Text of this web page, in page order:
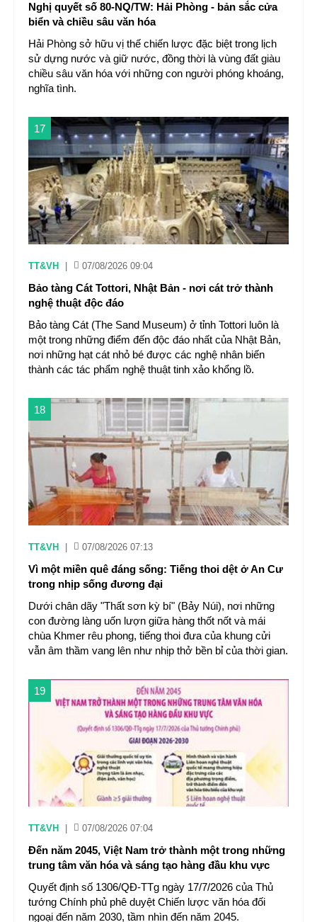
Nghị quyết số 80-NQ/TW: Hải Phòng - bản sắc cửa
biển và chiều sâu văn hóa
Hải Phòng sở hữu vị thế chiến lược đặc biệt trong lịch
sử dựng nước và giữ nước, đồng thời là vùng đất giàu
chiều sâu văn hóa với những con người phóng khoáng,
nghĩa tình.
17
TT&VH 07/08/2026 09:04
Bảo tàng Cát Tottori, Nhật Bản - nơi cát trở thành
nghệ thuật độc đáo
Bảo tàng Cát (The Sand Museum) ở tỉnh Tottori luôn là
một trong những điểm đến độc đáo nhất của Nhật Bản,
nơi những hạt cát nhỏ bé được các nghệ nhân biến
thành các tác phẩm nghệ thuật tinh xảo khổng lồ.
18
TT&VH 07/08/2026 07:13
Vì một miền quê đáng sống: Tiếng thoi dệt ở An Cư
trong nhịp sống đương đại
Dưới chân dãy "Thất sơn kỳ bí" (Bảy Núi), nơi những
con đường làng uốn lượn giữa hàng thốt nốt và mái
chùa Khmer rêu phong, tiếng thoi đưa của khung cửi
vẫn âm thầm vang lên như nhịp thở bền bỉ của thời gian.
19
TT&VH 07/08/2026 07:04
Đến năm 2045, Việt Nam trở thành một trong những
trung tâm văn hóa và sáng tạo hàng đầu khu vực
Quyết định số 1306/QĐ-TTg ngày 17/7/2026 của Thủ
tướng Chính phủ phê duyệt Chiến lược văn hóa đối
ngoại đến năm 2030, tầm nhìn đến năm 2045.